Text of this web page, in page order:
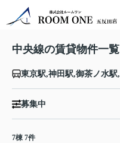
中央線の賃貸物件一覧
募集中
7棟 7件